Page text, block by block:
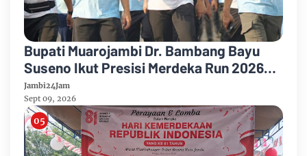
Bupati Muarojambi Dr. Bambang Bayu
Suseno Ikut Presisi Merdeka Run 2026
Ajak Warga Hidup Sehat
Jambi24Jam
Sept 09, 2026